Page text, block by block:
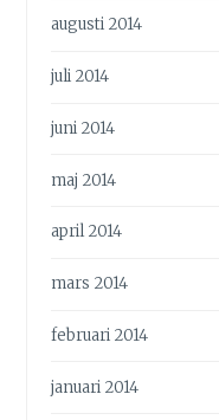
augusti 2014
juli 2014
juni 2014
maj 2014
april 2014
mars 2014
februari 2014
januari 2014